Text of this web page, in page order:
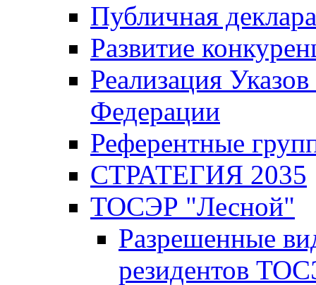
Публичная
Развитие
Реализация
Федерации
Референтные
СТРАТЕГИЯ 2035
ТОСЭР "Лесной"
Разрешенные
резидентов